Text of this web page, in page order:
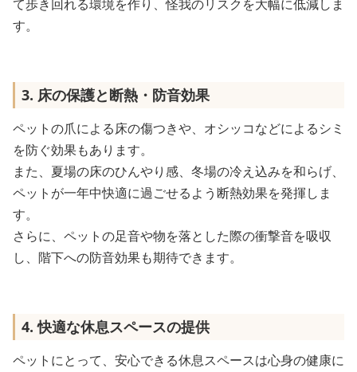
て歩き回れる環境を作り、怪我のリスクを大幅に低減しま
す。
3. 床の保護と断熱・防音効果
ペットの爪による床の傷つきや、オシッコなどによるシミ
を防ぐ効果もあります。
また、夏場の床のひんやり感、冬場の冷え込みを和らげ、
ペットが一年中快適に過ごせるよう断熱効果を発揮しま
す。
さらに、ペットの足音や物を落とした際の衝撃音を吸収
し、階下への防音効果も期待できます。
4. 快適な休息スペースの提供
ペットにとって、安心できる休息スペースは心身の健康に